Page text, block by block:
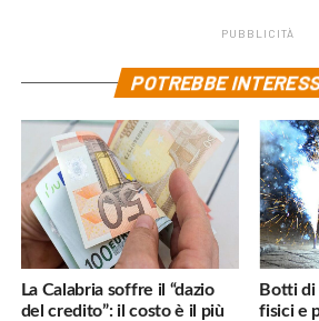
PUBBLICITÀ
POTREBBE
La Calabria soffre il “dazio
del credito”: il costo è il più
Botti di
fisici e